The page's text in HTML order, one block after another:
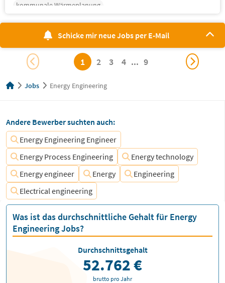
kommunale Wärmeplanung
Schicke mir neue Jobs per E-Mail
1 2 3 4 ... 9
Jobs Energy Engineering
Andere Bewerber suchten auch:
Energy Engineering Engineer
Energy Process Engineering
Energy technology
Energy engineer
Energy
Engineering
Electrical engineering
Was ist das durchschnittliche Gehalt für Energy
Engineering Jobs?
Durchschnittsgehalt
52.762 €
brutto pro Jahr